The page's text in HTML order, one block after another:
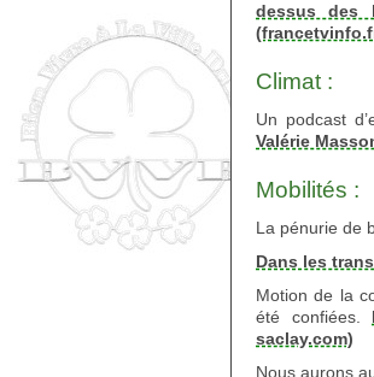
dessus des
Climat :
Un podcast
Valérie
Mobilités :
La pénurie de
Dans les
Motion de la
été confiées.
saclay.com)
Nous aurons